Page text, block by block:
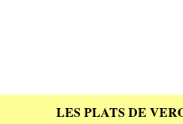
LES PLATS DE